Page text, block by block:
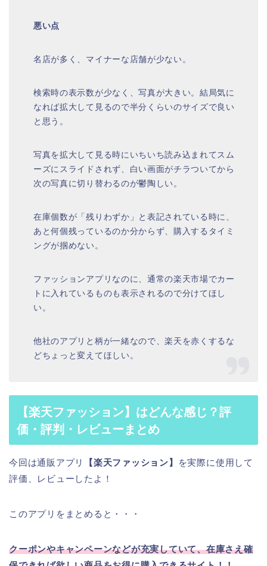
悪い点
名店が多く、マイナーな店舗が少ない。
検索時の表示数が少なく、写真が大きい。結局気に
なれば拡大して見るので半分くらいのサイズで良い
と思う。
写真を拡大して見る時にいちいち読み込まれてスム
ーズにスライドされず、白い画面がチラついてから
次の写真に切り替わるのが鬱陶しい。
在庫個数が「残りわずか」と表記されている時に、
あと何個残っているのか分からず、購入するタイミ
ングが掴めない。
ファッションアプリなのに、通常の楽天市場でカー
トに入れているものも表示されるので分けてほし
い。
他社のアプリと柄が一緒なので、楽天を赤くするな
どちょっと変えてほしい。
【楽天ファッション】はどんな感じ？評
価・評判・レビューまとめ
今回は通販アプリ 【楽天ファッション】
を実際に使用して
評価、レビューしたよ！
このアプリをまとめると・・・
クーポンやキャンペーンなどが充実していて、在庫さえ確